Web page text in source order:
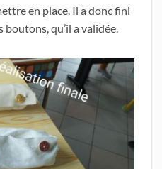
en place. Il a donc fini
qu’il a validée.